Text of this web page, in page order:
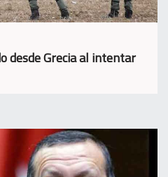
desde Grecia al intentar